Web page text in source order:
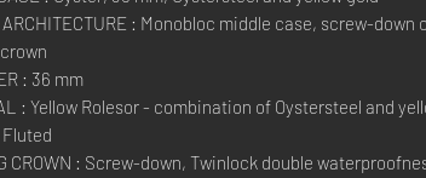
ARCHITECTURE : Monobloc middle case, screw-down
: 36 mm
: Yellow Rolesor - combination of Oystersteel and
CROWN : Screw-down, Twinlock double